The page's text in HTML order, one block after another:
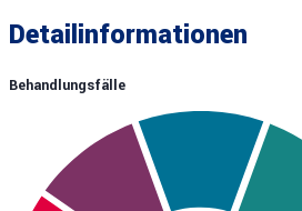
Detailinformationen
Behandlungsfälle